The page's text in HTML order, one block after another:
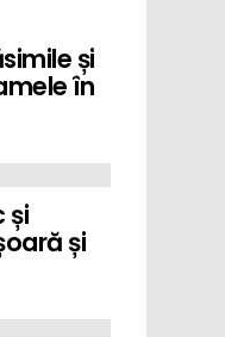
și
în
și
și